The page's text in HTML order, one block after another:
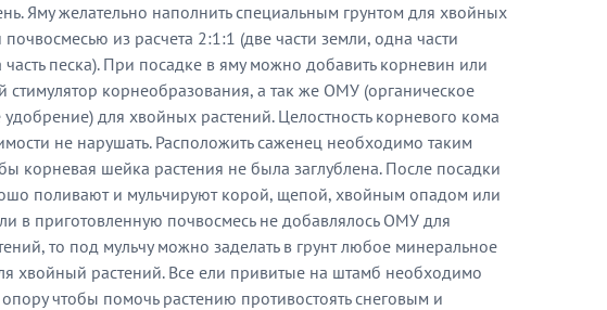
Яму желательно наполнить специальным грунтом для хвойных
почвосмесью из расчета 2:1:1 (две части земли, одна части
песка). При посадке в яму можно добавить корневин или
стимулятор корнеобразования, а так же ОМУ (органическое
для хвойных растений. Целостность корневого кома
не нарушать. Расположить саженец необходимо таким
корневая шейка растения не была заглублена. После посадки
поливают и мульчируют корой, щепой, хвойным опадом или
в приготовленную почвосмесь не добавлялось ОМУ для
то под мульчу можно заделать в грунт любое минеральное
хвойный растений. Все ели привитые на штамб необходимо
чтобы помочь растению противостоять снеговым и